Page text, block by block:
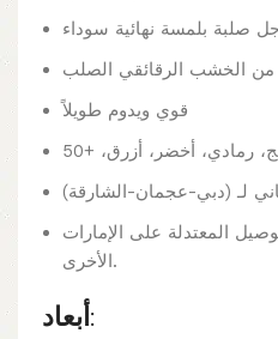
صلبة بلمسة نهائية سوداء
من الخشب الرقائقي الصلب
قوي ويدوم طويلاً
رمادي، أخضر، أزرق، +50
لـ (دبي-عجمان-الشارقة)
المعتدلة على الإمارات
الأخرى.
أبعاد: